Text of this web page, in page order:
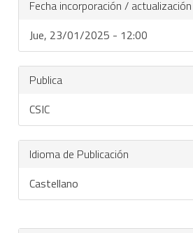
Fecha incorporación / actualización
Jue, 23/01/2025 - 12:00
Publica
CSIC
Idioma de Publicación
Castellano